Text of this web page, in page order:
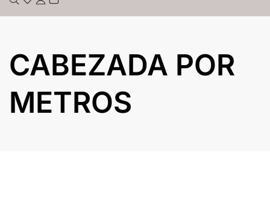
CABEZADA POR
METROS